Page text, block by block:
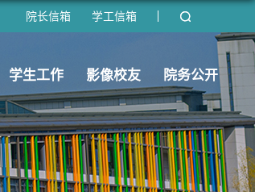
院长信箱 学工信箱
学生工作 影像校友 院务公开